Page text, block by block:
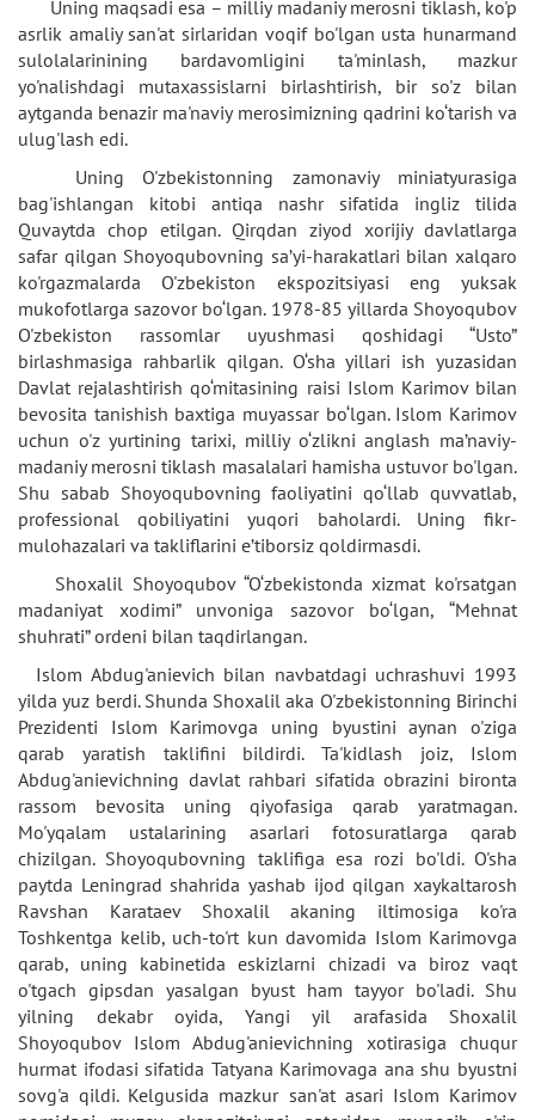
Uning maqsadi esa – milliy madaniy merosni tiklash, ko'p
asrlik amaliy san'at sirlaridan voqif bo'lgan usta hunarmand
sulolalarinining bardavomligini ta'minlash, mazkur
yo'nalishdagi mutaxassislarni birlashtirish, bir so'z bilan
aytganda benazir ma'naviy merosimizning qadrini ko‘tarish va
ulug'lash edi.
Uning O'zbekistonning zamonaviy miniatyurasiga
bag'ishlangan kitobi antiqa nashr sifatida ingliz tilida
Quvaytda chop etilgan. Qirqdan ziyod xorijiy davlatlarga
safar qilgan Shoyoqubovning sa’yi-harakatlari bilan xalqaro
ko'rgazmalarda O'zbekiston ekspozitsiyasi eng yuksak
mukofotlarga sazovor bo‘lgan. 1978-85 yillarda Shoyoqubov
O'zbekiston rassomlar uyushmasi qoshidagi “Usto”
birlashmasiga rahbarlik qilgan. O‘sha yillari ish yuzasidan
Davlat rejalashtirish qo‘mitasining raisi Islom Karimov bilan
bevosita tanishish baxtiga muyassar bo‘lgan. Islom Karimov
uchun o'z yurtining tarixi, milliy o‘zlikni anglash ma’naviy-
madaniy merosni tiklash masalalari hamisha ustuvor bo'lgan.
Shu sabab Shoyoqubovning faoliyatini qo‘llab quvvatlab,
professional qobiliyatini yuqori baholardi. Uning fikr-
mulohazalari va takliflarini e’tiborsiz qoldirmasdi.
Shoxalil Shoyoqubov “O‘zbekistonda xizmat ko'rsatgan
madaniyat xodimi” unvoniga sazovor bo‘lgan, “Mehnat
shuhrati” ordeni bilan taqdirlangan.
Islom Abdug'anievich bilan navbatdagi uchrashuvi 1993
yilda yuz berdi. Shunda Shoxalil aka O'zbekistonning Birinchi
Prezidenti Islom Karimovga uning byustini aynan o'ziga
qarab yaratish taklifini bildirdi. Ta'kidlash joiz, Islom
Abdug'anievichning davlat rahbari sifatida obrazini bironta
rassom bevosita uning qiyofasiga qarab yaratmagan.
Mo'yqalam ustalarining asarlari fotosuratlarga qarab
chizilgan. Shoyoqubovning taklifiga esa rozi bo'ldi. O'sha
paytda Leningrad shahrida yashab ijod qilgan xaykaltarosh
Ravshan Karataev Shoxalil akaning iltimosiga ko'ra
Toshkentga kelib, uch-to'rt kun davomida Islom Karimovga
qarab, uning kabinetida eskizlarni chizadi va biroz vaqt
o'tgach gipsdan yasalgan byust ham tayyor bo'ladi. Shu
yilning dekabr oyida, Yangi yil arafasida Shoxalil
Shoyoqubov Islom Abdug'anievichning xotirasiga chuqur
hurmat ifodasi sifatida Tatyana Karimovaga ana shu byustni
sovg'a qildi. Kelgusida mazkur san'at asari Islom Karimov